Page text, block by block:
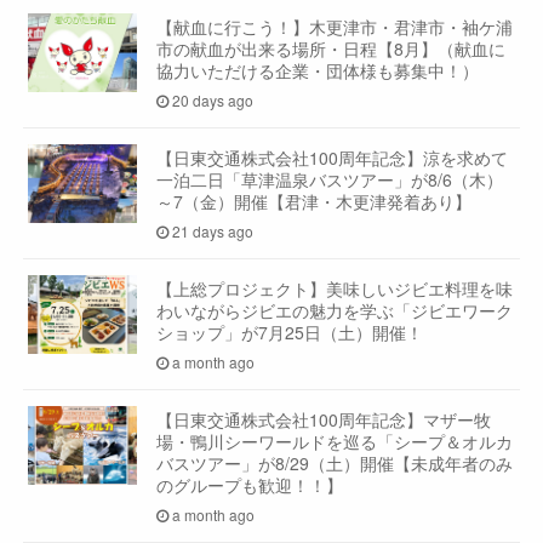
【献血に行こう！】木更津市・君津市・袖ケ浦
市の献血が出来る場所・日程【8月】（献血に
協力いただける企業・団体様も募集中！）
20 days ago
【日東交通株式会社100周年記念】涼を求めて
一泊二日「草津温泉バスツアー」が8/6（木）
～7（金）開催【君津・木更津発着あり】
21 days ago
【上総プロジェクト】美味しいジビエ料理を味
わいながらジビエの魅力を学ぶ「ジビエワーク
ショップ」が7月25日（土）開催！
a month ago
【日東交通株式会社100周年記念】マザー牧
場・鴨川シーワールドを巡る「シープ＆オルカ
バスツアー」が8/29（土）開催【未成年者のみ
のグループも歓迎！！】
a month ago